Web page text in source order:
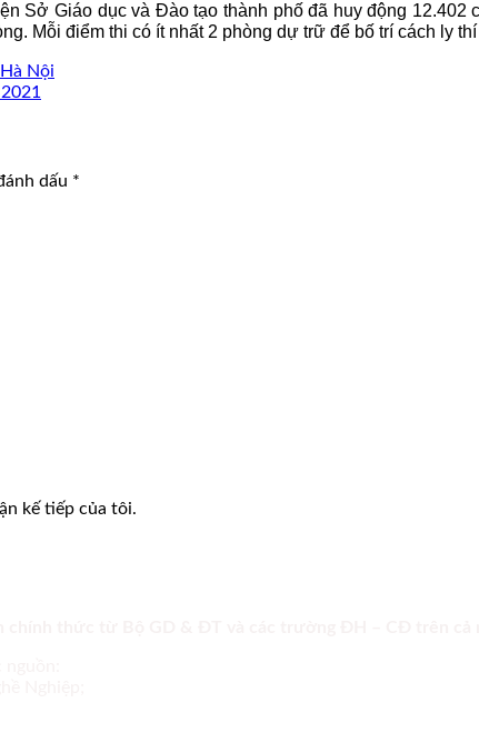
Sở Giáo dục và Đào tạo thành phố đã huy động 12.402
Mỗi điểm thi có ít nhất 2 phòng dự trữ để bố trí cách ly
Nội
dấu *
kế tiếp của tôi.